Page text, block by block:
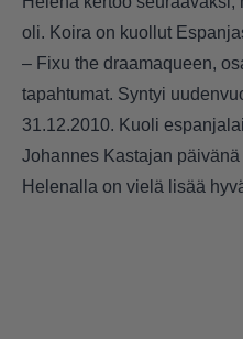
oli. Koira on kuollut
– Fixu the draamaqueen,
tapahtumat. Syntyi
31.12.2010. Kuoli
Johannes Kastajan päivänä
Helenalla on vielä lisää